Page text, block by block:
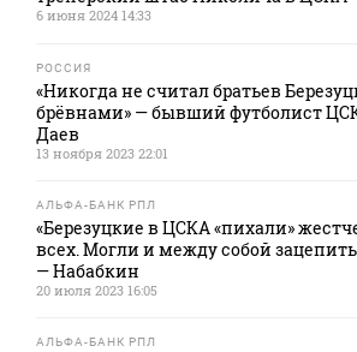
6 июня 2024 14:33
РОССИЯ
«Никогда не считал братьев
брёвнами» — бывший футболист
Даев
13 ноября 2023 22:01
АЛЬФА-БАНК РПЛ
«Березуцкие в ЦСКА «пихали»
всех. Могли и между собой
— Набабкин
20 июля 2023 16:05
АЛЬФА-БАНК РПЛ